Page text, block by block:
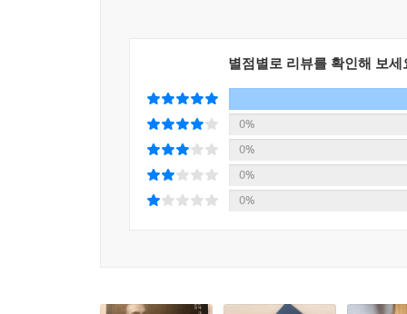
큰맘 먹고 도전한 완역본은 너무 두껍고 산만
인간의 비참함을 다룬 부분에서 마음이 많이 흔
- 주부, 45세
별점별로 리뷰를 확인해 보세
0%
0%
0%
0%